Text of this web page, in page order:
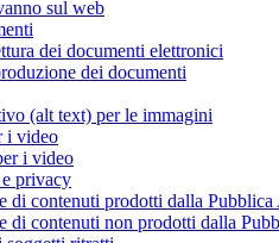
sul web
dei documenti elettronici
dei documenti
(alt text) per le immagini
i video
i video
privacy
di contenuti prodotti dalla
di contenuti non prodotti dalla